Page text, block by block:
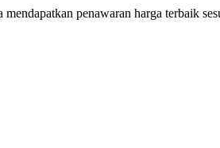
penawaran harga terbaik